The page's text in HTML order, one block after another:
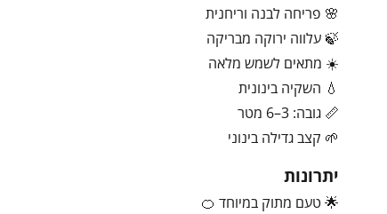
🌸 פריחה לבנה וריחנית
🍃 עלווה ירוקה מבריקה
☀️ מתאים לשמש מלאה
💧 השקיה בינונית
📏 גובה: 3–6 מטר
🌱 קצב גדילה בינוני
יתרונות
🌟 טעם מתוק במיוחד 🍊